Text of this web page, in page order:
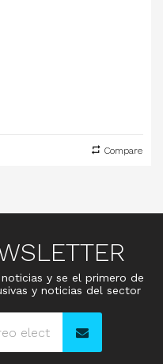
Compare
y se el primero de
y noticias del sector